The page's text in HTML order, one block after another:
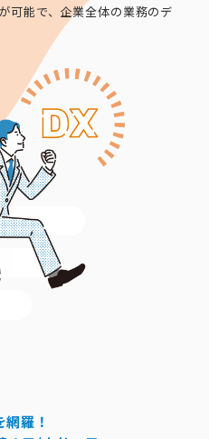
可能で、企業全体の業務のデ
羅！